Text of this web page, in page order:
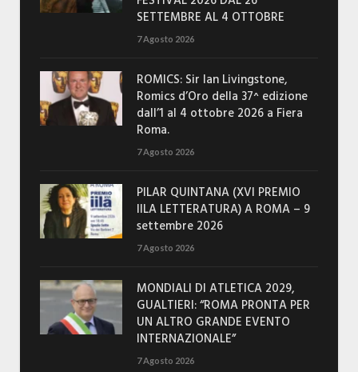
SETTEMBRE AL 4 OTTOBRE
7 Agosto 2026
ROMICS: Sir Ian Livingstone,
Romics d’Oro della 37^ edizione
dall’1 al 4 ottobre 2026 a Fiera
Roma.
7 Agosto 2026
PILAR QUINTANA (XVI PREMIO
IILA LETTERATURA) A ROMA – 9
settembre 2026
7 Agosto 2026
MONDIALI DI ATLETICA 2029,
GUALTIERI: “ROMA PRONTA PER
UN ALTRO GRANDE EVENTO
INTERNAZIONALE”
7 Agosto 2026